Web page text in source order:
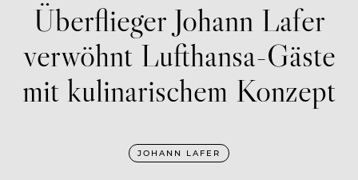
Überflieger Johann Lafer
verwöhnt Lufthansa-Gäste
mit kulinarischem Konzept
JOHANN LAFER